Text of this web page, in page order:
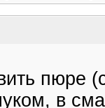
пюре
в